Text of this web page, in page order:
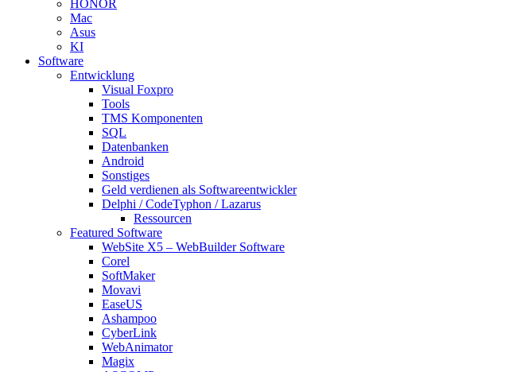
HONOR
Mac
Asus
KI
Software
Entwicklung
Visual Foxpro
Tools
TMS Komponenten
SQL
Datenbanken
Android
Sonstiges
Geld verdienen als Softwareentwickler
Delphi / CodeTyphon / Lazarus
Ressourcen
Featured Software
WebSite X5 – WebBuilder Software
Corel
SoftMaker
Movavi
EaseUS
Ashampoo
CyberLink
WebAnimator
Magix